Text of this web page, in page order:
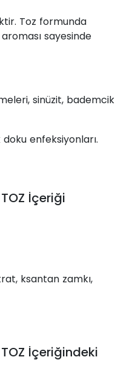
Toz formunda
sayesinde
sinüzit, bademcik
enfeksiyonları.
TOZ İçeriği
ksantan zamkı,
TOZ İçeriğindeki